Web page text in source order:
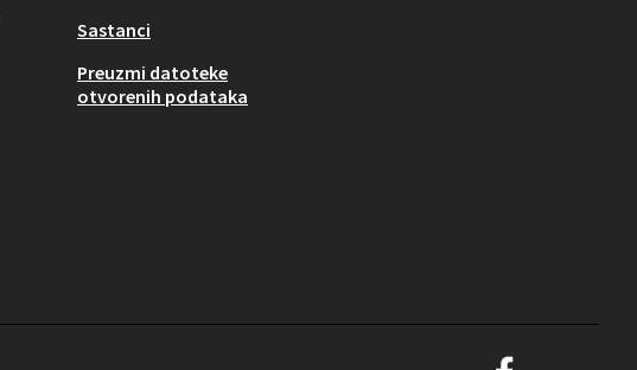
Sastanci
Preuzmi datoteke
otvorenih podataka
Graz Gemeinsam